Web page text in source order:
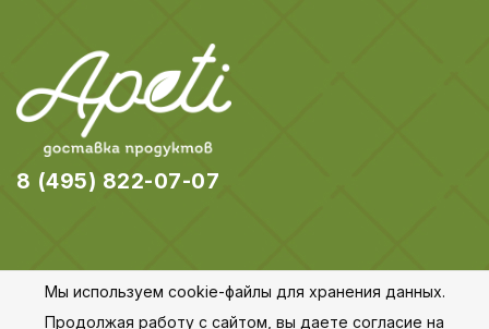
8 (495) 822-07-07
© 2018-2026 Apeti.ru,Карта сайта
Мы используем cookie-файлы для хранения данных.
Продолжая работу с сайтом, вы даете согласие на